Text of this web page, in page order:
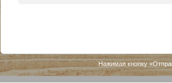
Нажимая кнопку